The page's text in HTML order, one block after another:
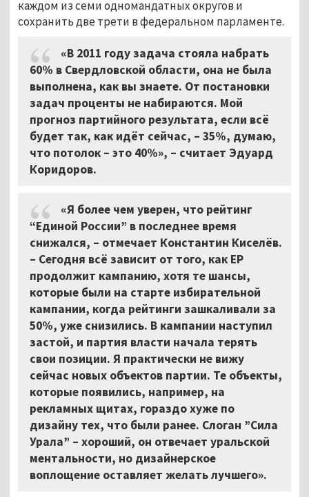
каждом из семи одномандатных округов и
сохранить две трети в федеральном парламенте.
«В 2011 году задача стояла набрать
60% в Свердловской области, она не была
выполнена, как вы знаете. От постановки
задач проценты не набираются. Мой
прогноз партийного результата, если всё
будет так, как идёт сейчас, – 35%, думаю,
что потолок – это 40%», – считает Эдуард
Коридоров.
«Я более чем уверен, что рейтинг
“Единой России” в последнее время
снижался, – отмечает Константин Киселёв.
– Сегодня всё зависит от того, как ЕР
продолжит кампанию, хотя те шансы,
которые были на старте избирательной
кампании, когда рейтинги зашкаливали за
50%, уже снизились. В кампании наступил
застой, и партия власти начала терять
свои позиции. Я практически не вижу
сейчас новых объектов партии. Те объекты,
которые появились, например, на
рекламных щитах, гораздо хуже по
дизайну тех, что были ранее. Слоган ”Сила
Урала” – хороший, он отвечает уральской
ментальности, но дизайнерское
воплощение оставляет желать лучшего».